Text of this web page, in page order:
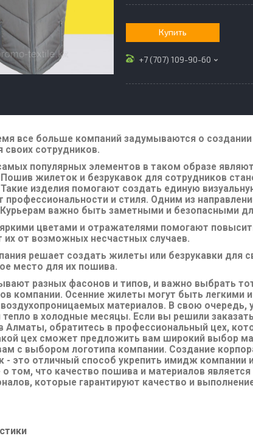
Купить
+7 (707) 109-90-60
все больше компаний задумываются о создании
своих сотрудников.
популярных элементов в таком образе
жилеток и безрукавок для сотрудников
изделия помогают создать единую
профессиональности и стиля. Одним из
Курьерам важно быть заметными и безопасными
цветами и отражателями помогают
от возможных несчастных случаев.
решает создать жилеты или безрукавки для
место для их пошива.
разных фасонов и типов, и важно выбрать
компании. Осенние жилеты могут быть легкими
материалов. В свою
в холодные месяцы. Если вы решили
Алматы, обратитесь в профессиональный цех,
цех сможет предложить вам широкий выбор
с выбором логотипа компании. Создание
- это отличный способ укрепить имидж компании
о том, что качество пошива и материалов
которые гарантируют качество и